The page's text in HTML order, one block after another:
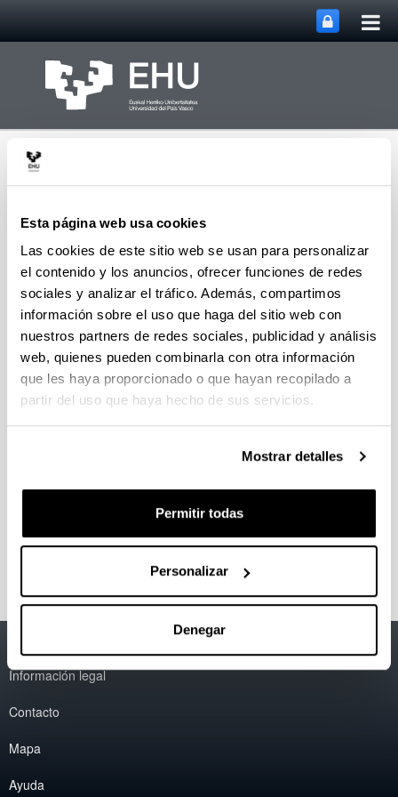
Esta página web usa cookies
Las cookies de este sitio web se usan para personalizar
el contenido y los anuncios, ofrecer funciones de redes
sociales y analizar el tráfico. Además, compartimos
información sobre el uso que haga del sitio web con
nuestros partners de redes sociales, publicidad y análisis
web, quienes pueden combinarla con otra información
que les haya proporcionado o que hayan recopilado a
partir del uso que haya hecho de sus servicios.
Mostrar detalles
Permitir todas
Personalizar
Denegar
Departamento de
Química Aplicada
Menú
Grupos
Los Grupos que constituyen este Departamento
Multidisciplinar son los siguientes.
Química Analítica
Química Inorgánica
Bioquímica Microbiana
Información legal
Contacto
Mapa
Ayuda